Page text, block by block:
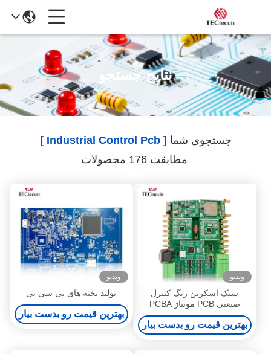
نتایج جستجو
جستجوی شما [ Industrial Control Pcb ]
مطابقت 176 محصولات
ویدیو
سیک اسکرین رنگ کنترل
صنعتی PCB مونتاژ PCBA
بوردهای مدار الکترونیکی مونتاژ
بهترین قیمت رو بدست بیار
ویدیو
تولید تخته های پی سی بی
بهترین قیمت رو بدست بیار